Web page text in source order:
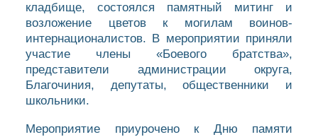
кладбище, состоялся памятный митинг и
возложение цветов к могилам воинов-
интернационалистов. В мероприятии приняли
участие члены «Боевого братства»,
представители администрации округа,
Благочиния, депутаты, общественники и
школьники.
Мероприятие приурочено к Дню памяти